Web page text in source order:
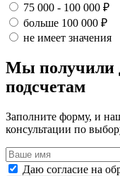
75 000 - 100 000 ₽
больше 100 000 ₽
не имеет значения
Мы получили
подсчетам
Заполните форму, и
консультации по
Даю согласие на